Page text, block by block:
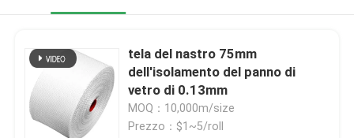
tela del nastro 75mm
dell'isolamento del panno di
vetro di 0.13mm
MOQ：10,000m/size
Prezzo：$1~5/roll